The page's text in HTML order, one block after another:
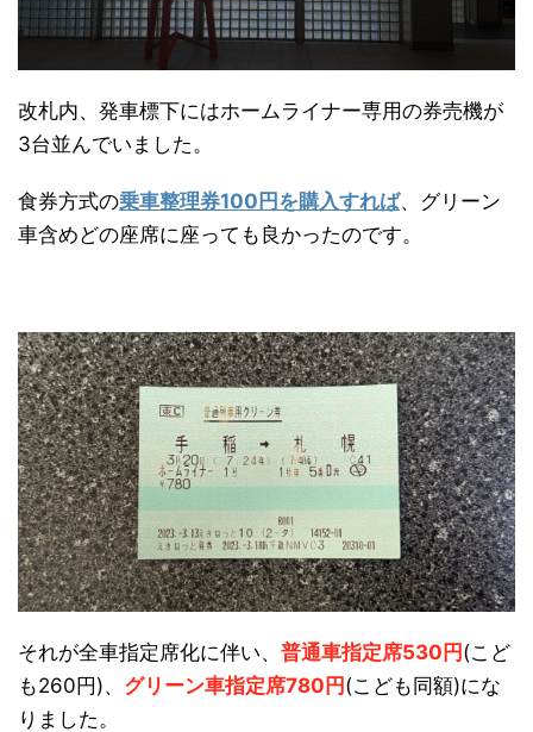
改札内、発車標下にはホームライナー専用の券売機が
3台並んでいました。
食券方式の乗車整理券100円を購入すれば、グリーン
車含めどの座席に座っても良かったのです。
それが全車指定席化に伴い、 普通車指定席530円(こど
も260円)、 グリーン車指定席780円(こども同額)にな
りました。